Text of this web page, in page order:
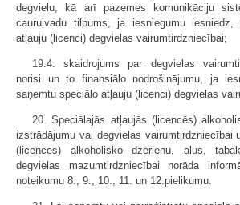
degvielu, kā arī pazemes komunikāciju
cauruļvadu tilpums, ja iesniegumu
atļauju (licenci) degvielas vairumtirdzniecībai;
19.4. skaidrojums par degvielas
norisi un to finansiālo nodrošinājumu, ja
saņemtu speciālo atļauju (licenci) degvielas
20. Speciālajās atļaujās (licencēs)
izstrādājumu vai degvielas vairumtirdzniecībai
(licencēs) alkoholisko dzērienu, alus,
degvielas mazumtirdzniecībai norāda
noteikumu 8., 9., 10., 11. un 12.pielikumu.